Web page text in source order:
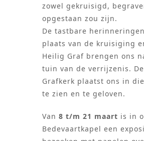
zowel gekruisigd,
opgestaan zou zijn.
De tastbare
plaats van de kruisiging
Heilig Graf brengen ons
tuin van de verrijzenis.
Grafkerk plaatst ons in
te zien en te geloven.
Van 8 t/m 21 maart is in
Bedevaartkapel een